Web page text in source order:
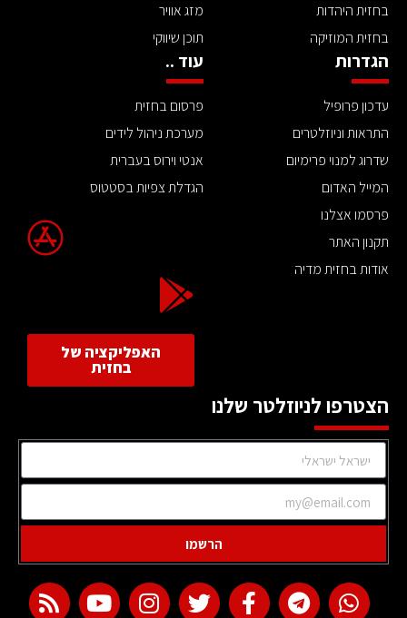
בחזית היהדות
בחזית המוזיקה
מזג אוויר
תוכן שיווקי
הגדרות
עדכון פרופיל
התראות וניוזלטרים
שדרוג למנוי פרימיום
המייל האדום
פרסמו אצלנו
תקנון האתר
אודות בחזית מדיה
עוד ..
פרסום בחזית
מערכת ניהול לידים
אנטי וירוס בעברית
הגדלת צפיות בסטטוס
האפליקציה של
בחזית
הצטרפו לניוזלטר שלנו
הרשמו